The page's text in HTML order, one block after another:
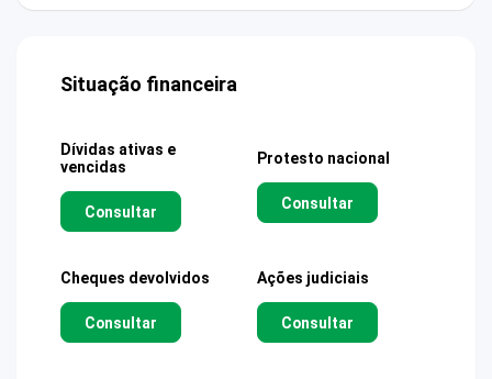
Situação financeira
Dívidas ativas e
vencidas
Consultar
Protesto nacional
Consultar
Cheques devolvidos
Consultar
Ações judiciais
Consultar